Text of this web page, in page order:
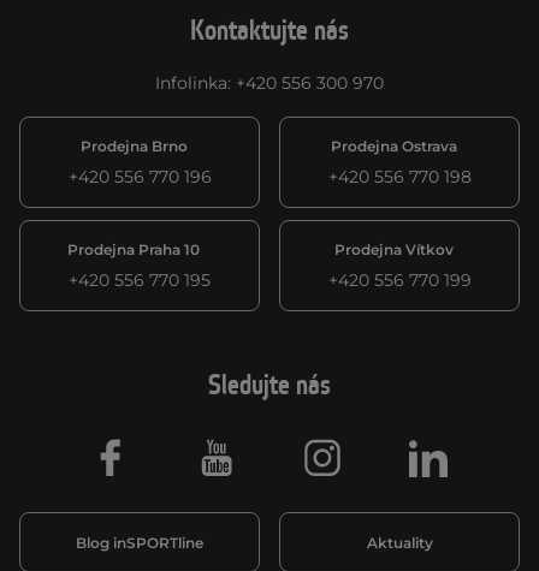
Kontaktujte nás
Infolinka: +420 556 300 970
Prodejna Brno
+420 556 770 196
Prodejna Ostrava
+420 556 770 198
Prodejna Praha 10
+420 556 770 195
Prodejna Vítkov
+420 556 770 199
Sledujte nás
Blog inSPORTline Aktuality
Facebook Youtube Instagram LinkedIn